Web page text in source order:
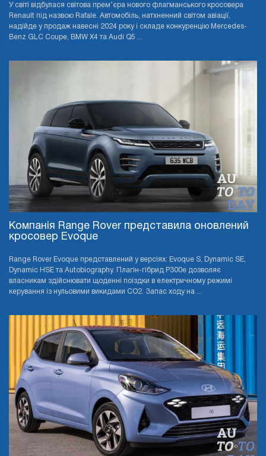
У світі відбулася світова прем’єра нового флагманського кросовера
Renault під назвою Rafale. Автомобіль, натхненний світом авіації,
надійде у продаж навесні 2024 року і складе конкуренцію Mercedes-
Benz GLC Coupe, BMW X4 та Audi Q5 ...
Компанія Range Rover представила оновлений
кросовер Evoque
Range Rover Evoque представлений у версіях: Evoque S, Dynamic SE,
Dynamic HSE та Autobiography. Плагін-гібрид P300e дозволяє
власникам здійснювати щоденні поїздки в електричному режимі
керування із нульовими викидами CO2. Запас ходу на ...